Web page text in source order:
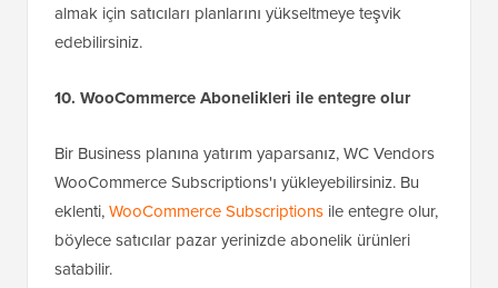
almak için satıcıları planlarını yükseltmeye teşvik
edebilirsiniz.
10. WooCommerce Abonelikleri ile entegre olur
Bir Business planına yatırım yaparsanız, WC Vendors
WooCommerce Subscriptions'ı yükleyebilirsiniz. Bu
eklenti,WooCommerce Subscriptions ile entegre olur,
böylece satıcılar pazar yerinizde abonelik ürünleri
satabilir.